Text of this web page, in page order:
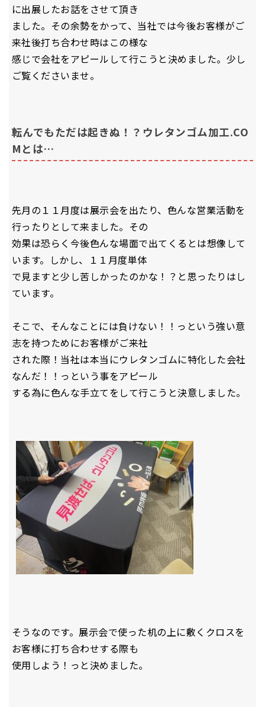
に出展したお話をさせて頂き
ました。その余勢をかって、当社では今後お客様がご
来社後打ち合わせ時はこの様な
感じで会社をアピールして行こうと決めました。少し
ご覧くださいませ。
転んでもただは起きぬ！？ウレタンゴム加工.CO
Mとは…
先月の１１月度は展示会を出たり、色んな営業活動を
行ったりとして来ました。その
効果は恐らく今後色んな場面で出てくるとは想像して
います。しかし、１１月度単体
で見ますと少し苦しかったのかな！？と思ったりはし
ています。
そこで、そんなことには負けない！！っという強い意
志を持つためにお客様がご来社
された際！当社は本当にウレタンゴムに特化した会社
なんだ！！っという事をアピール
する為に色んな手立てをして行こうと決意しました。
そうなのです。展示会で使った机の上に敷くクロスを
お客様に打ち合わせする際も
使用しよう！っと決めました。